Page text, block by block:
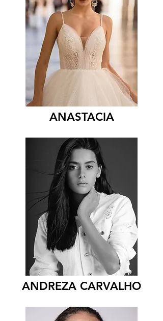
ANASTACIA
ANDREZA CARVALHO